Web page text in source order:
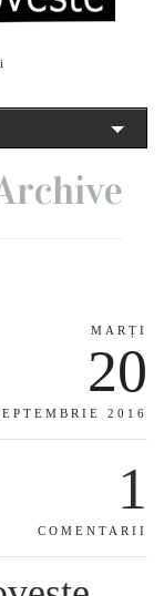
MARȚI
20
2016
1
COMENTARII